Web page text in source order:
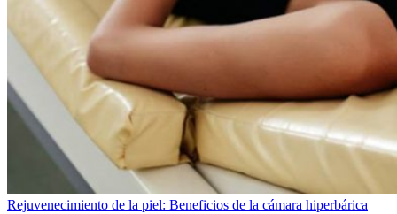
Rejuvenecimiento de la piel: Beneficios de la cámara hiperbárica